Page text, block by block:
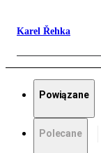
Karel Řehka
Powiązane
Polecane